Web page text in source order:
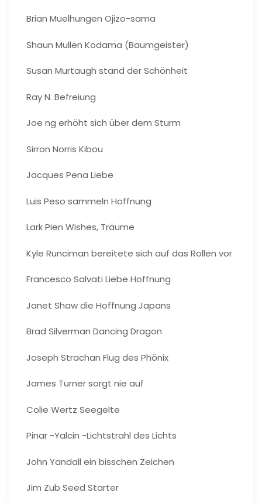
Brian Muelhungen Ojizo-sama
Shaun Mullen Kodama (Baumgeister)
Susan Murtaugh stand der Schönheit
Ray N. Befreiung
Joe ng erhöht sich über dem Sturm
Sirron Norris Kibou
Jacques Pena Liebe
Luis Peso sammeln Hoffnung
Lark Pien Wishes, Träume
Kyle Runciman bereitete sich auf das Rollen vor
Francesco Salvati Liebe Hoffnung
Janet Shaw die Hoffnung Japans
Brad Silverman Dancing Dragon
Joseph Strachan Flug des Phönix
James Turner sorgt nie auf
Colie Wertz Seegelte
Pinar -Yalcin -Lichtstrahl des Lichts
John Yandall ein bisschen Zeichen
Jim Zub Seed Starter